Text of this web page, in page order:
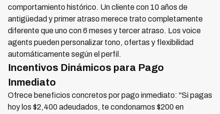
comportamiento histórico. Un cliente con 10 años de
antigüedad y primer atraso merece trato completamente
diferente que uno con 6 meses y tercer atraso. Los voice
agents pueden personalizar tono, ofertas y flexibilidad
automáticamente según el perfil.
Incentivos Dinámicos para Pago
Inmediato
Ofrece beneficios concretos por pago inmediato: "Si pagas
hoy los $2,400 adeudados, te condonamos $200 en